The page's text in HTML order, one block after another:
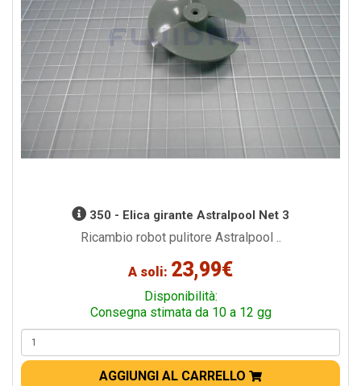
350 - Elica girante Astralpool Net 3
Ricambio robot pulitore Astralpool ..
A soli: 23,99€
Disponibilità:
Consegna stimata da 10 a 12 gg
AGGIUNGI AL CARRELLO